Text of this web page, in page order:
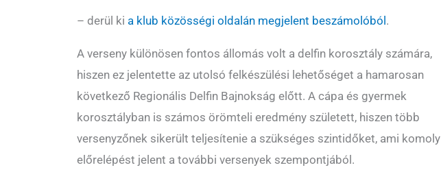
– derül ki a klub közösségi oldalán megjelent beszámolóból.
A verseny különösen fontos állomás volt a delfin korosztály számára,
hiszen ez jelentette az utolsó felkészülési lehetőséget a hamarosan
következő Regionális Delfin Bajnokság előtt. A cápa és gyermek
korosztályban is számos örömteli eredmény született, hiszen több
versenyzőnek sikerült teljesítenie a szükséges szintidőket, ami komoly
előrelépést jelent a további versenyek szempontjából.